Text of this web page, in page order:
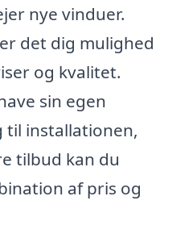
nye vinduer.
det dig mulighed
og kvalitet.
sin egen
installationen,
tilbud kan du
af pris og